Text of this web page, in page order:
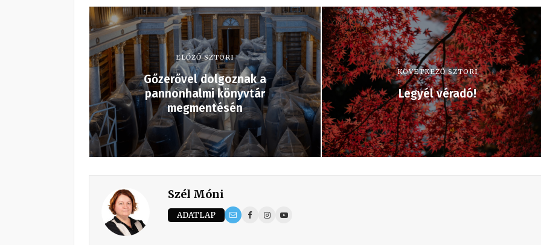
ELŐZŐ SZTORI
Gőzerővel dolgoznak a
pannonhalmi könyvtár
megmentésén
KÖVETKEZŐ SZTORI
Legyél véradó!
Szél Móni
ADATLAP